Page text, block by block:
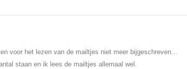
voor het lezen van de mailtjes niet meer bijgeschreven...
staan en ik lees de mailtjes allemaal wel.